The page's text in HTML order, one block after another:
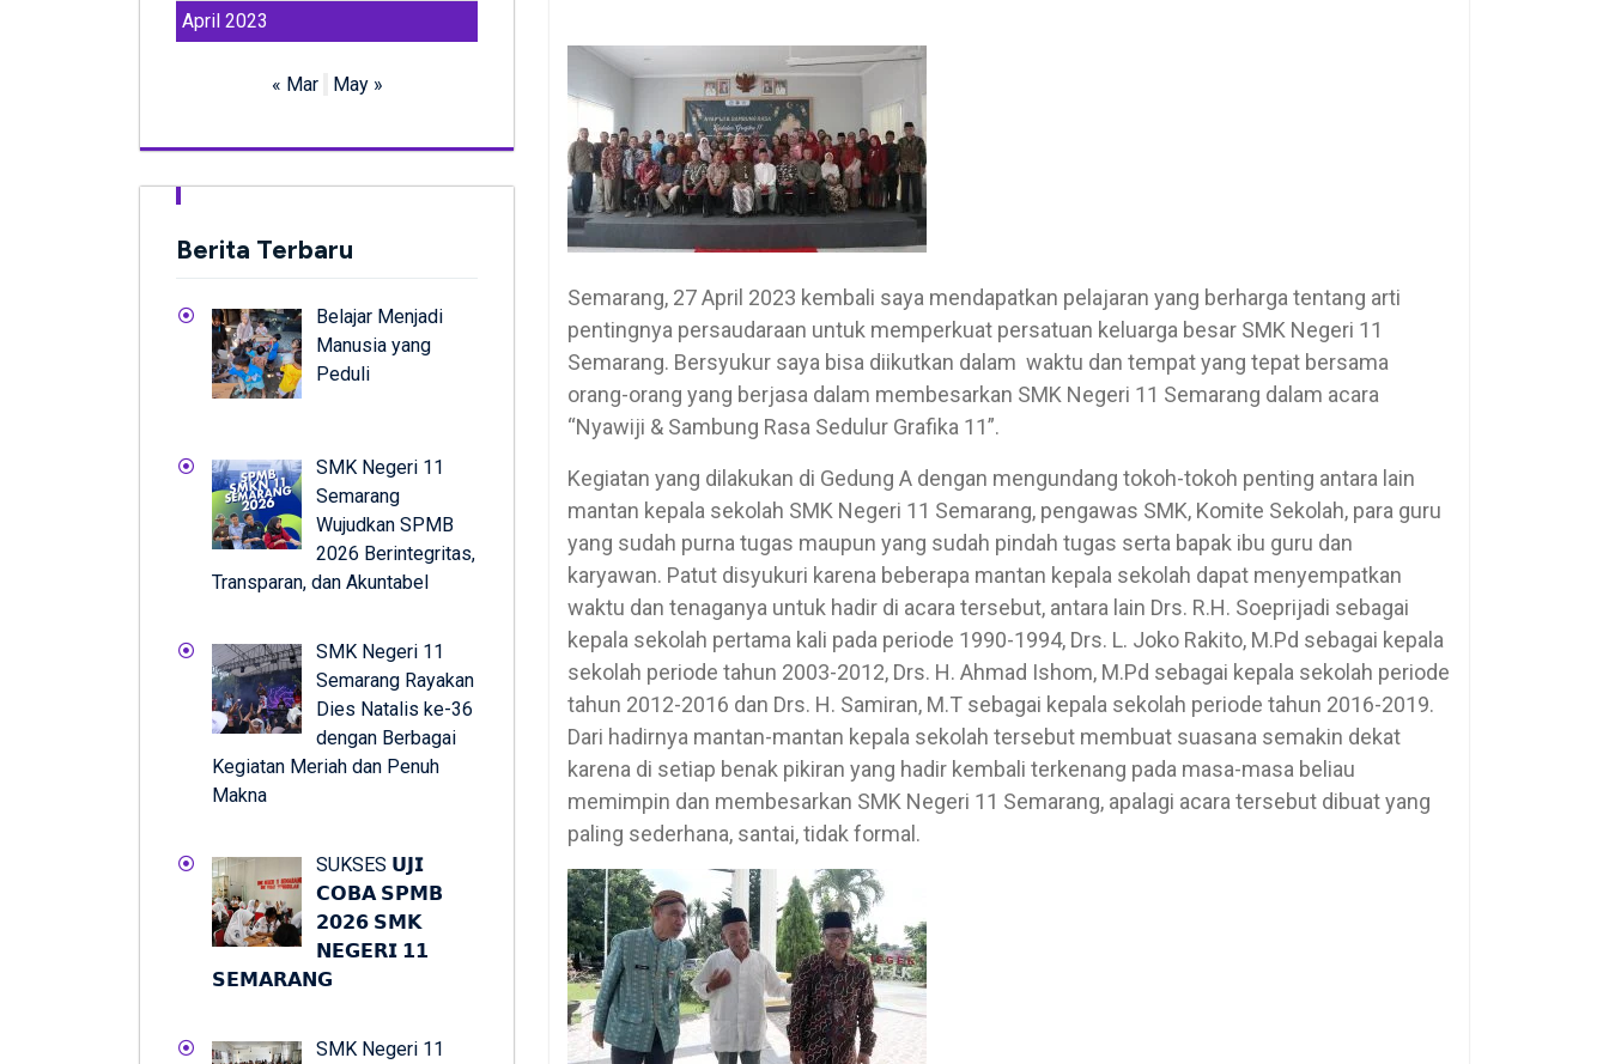
Semarang, 27 April 2023 kembali saya mendapatkan pelajaran yang berharga tentang arti
pentingnya persaudaraan untuk memperkuat persatuan keluarga besar SMK Negeri 11
Semarang. Bersyukur saya bisa diikutkan dalam waktu dan tempat yang tepat bersama
orang-orang yang berjasa dalam membesarkan SMK Negeri 11 Semarang dalam acara
“Nyawiji & Sambung Rasa Sedulur Grafika 11”.
Kegiatan yang dilakukan di Gedung A dengan mengundang tokoh-tokoh penting antara lain
mantan kepala sekolah SMK Negeri 11 Semarang, pengawas SMK, Komite Sekolah, para guru
yang sudah purna tugas maupun yang sudah pindah tugas serta bapak ibu guru dan
karyawan. Patut disyukuri karena beberapa mantan kepala sekolah dapat menyempatkan
waktu dan tenaganya untuk hadir di acara tersebut, antara lain Drs. R.H. Soeprijadi sebagai
kepala sekolah pertama kali pada periode 1990-1994, Drs. L. Joko Rakito, M.Pd sebagai kepala
sekolah periode tahun 2003-2012, Drs. H. Ahmad Ishom, M.Pd sebagai kepala sekolah periode
tahun 2012-2016 dan Drs. H. Samiran, M.T sebagai kepala sekolah periode tahun 2016-2019.
Dari hadirnya mantan-mantan kepala sekolah tersebut membuat suasana semakin dekat
karena di setiap benak pikiran yang hadir kembali terkenang pada masa-masa beliau
memimpin dan membesarkan SMK Negeri 11 Semarang, apalagi acara tersebut dibuat yang
paling sederhana, santai, tidak formal.
April 2023
« Mar May »
Berita Terbaru
Belajar Menjadi
Manusia yang
Peduli
SMK Negeri 11
Semarang
Wujudkan SPMB
2026 Berintegritas,
Transparan, dan Akuntabel
SMK Negeri 11
Semarang Rayakan
Dies Natalis ke-36
dengan Berbagai
Kegiatan Meriah dan Penuh
Makna
SUKSES 𝗨𝗝𝗜
𝗖𝗢𝗕𝗔 𝗦𝗣𝗠𝗕
𝟮𝟬𝟮𝟲 𝗦𝗠𝗞
𝗡𝗘𝗚𝗘𝗥𝗜 𝟭𝟭
𝗦𝗘𝗠𝗔𝗥𝗔𝗡𝗚
SMK Negeri 11